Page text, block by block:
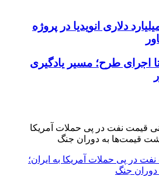
۱ میلیارد دلاری انویدیا در پروژه
تا اجرای طرح؛ مسیر یادگیری
در پی حملات آمریکا به ایران؛
جنگ